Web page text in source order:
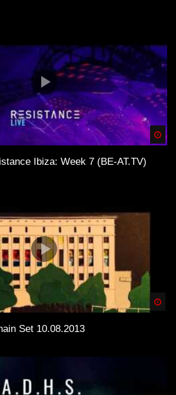
Ibiza: Week 7 (BE-AT.TV)
Set 10.08.2013